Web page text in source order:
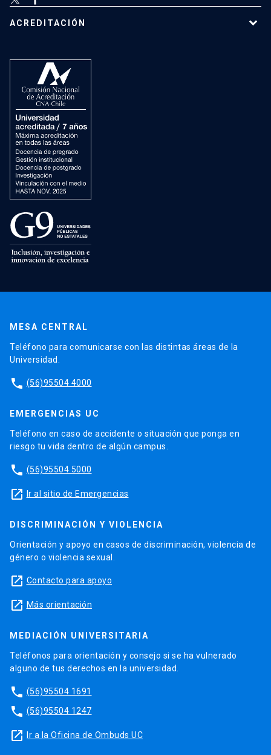
ACREDITACIÓN
MESA CENTRAL
Teléfono para comunicarse con las distintas áreas de la
Universidad.
phone (56)95504 4000
EMERGENCIAS UC
Teléfono en caso de accidente o situación que ponga en
riesgo tu vida dentro de algún campus.
phone (56)95504 5000
launch Ir al sitio de Emergencias
DISCRIMINACIÓN Y VIOLENCIA
Orientación y apoyo en casos de discriminación, violencia de
género o violencia sexual.
launch Contacto para apoyo
launch Más orientación
MEDIACIÓN UNIVERSITARIA
Teléfonos para orientación y consejo si se ha vulnerado
alguno de tus derechos en la universidad.
phone (56)95504 1691
phone (56)95504 1247
launch Ir a la Oficina de Ombuds UC